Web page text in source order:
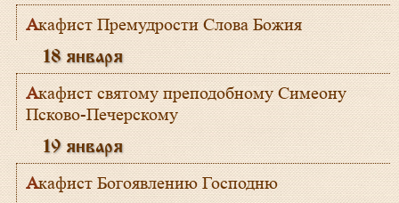
Акафист Премудрости Слова Божия
18 января
Акафист святому преподобному Симеону
Псково-Печерскому
19 января
Акафист Богоявлению Господню